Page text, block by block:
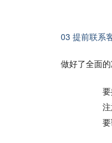
03 提前联系
做好了全面